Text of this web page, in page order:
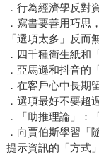
．行為經濟學反對
．寫書要善用巧思
「選項太多」反而
．四千種衛生紙和
．亞馬遜和抖音的
．在客戶心中長期
．選項最好不要超
．「助推理論」：
．向賈伯斯學習「
提示資訊的「方式